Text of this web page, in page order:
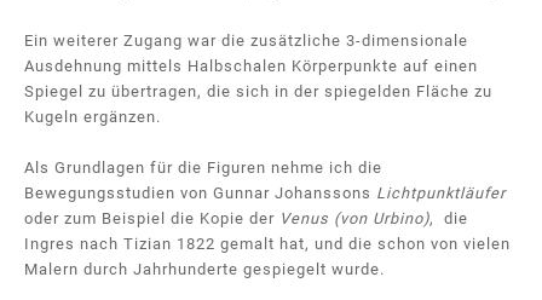
Ein weiterer Zugang war die zusätzliche 3-dimensionale
Ausdehnung mittels Halbschalen Körperpunkte auf einen
Spiegel zu übertragen, die sich in der spiegelden Fläche zu
Kugeln ergänzen.
Als Grundlagen für die Figuren nehme ich die
Bewegungsstudien von Gunnar Johanssons Lichtpunktläufer
oder zum Beispiel die Kopie der Venus (von Urbino), die
Ingres nach Tizian 1822 gemalt hat, und die schon von vielen
Malern durch Jahrhunderte gespiegelt wurde.